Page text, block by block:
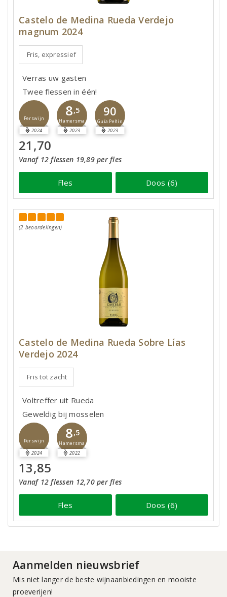
Castelo de Medina Rueda Verdejo
magnum 2024
Fris, expressief
Verras uw gasten
Twee flessen in één!
Perswijn
2024
8,5
Hamersma
2023
90
Guía Peñín
2023
21,70
Vanaf 12 flessen 19,89 per fles
Fles Doos (6)
(2 beoordelingen)
Castelo de Medina Rueda Sobre Lías
Verdejo 2024
Fris tot zacht
Voltreffer uit Rueda
Geweldig bij mosselen
Perswijn
2024
8,5
Hamersma
2022
13,85
Vanaf 12 flessen 12,70 per fles
Fles Doos (6)
Aanmelden nieuwsbrief
Mis niet langer de beste wijnaanbiedingen en mooiste
proeverijen!